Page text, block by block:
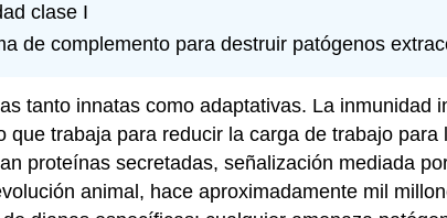
clase I
de complemento para destruir patógenos
tanto innatas como adaptativas. La inmunidad
trabaja para reducir la carga de trabajo
proteínas secretadas, señalización mediada
animal, hace aproximadamente mil